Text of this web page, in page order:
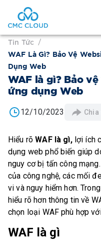
Tin Tức /
WAF Là Gì? Bảo Vệ
Dụng Web
WAF là gì? Bảo
ứng dụng Web
12/10/2023 Chia
Hiểu rõWAF là gì,lợi ích
dụng web phổ biến giúp
nguy cơ bị tấn công
của công nghệ, các mối
vi và nguy hiểm hơn.
hiểu rõ hơn thông tin về
chọn loại WAF phù hợp
WAF là gì